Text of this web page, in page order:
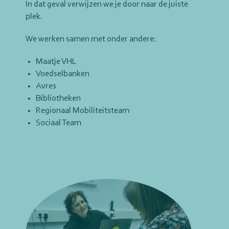
In dat geval verwijzen we je door naar de juiste
plek.
We werken samen met onder andere:
Maatje VHL
Voedselbanken
Avres
Bibliotheken
Regionaal Mobiliteitsteam
Sociaal Team